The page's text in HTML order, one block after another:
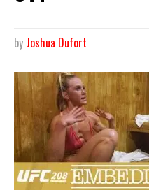
by Joshua Dufort